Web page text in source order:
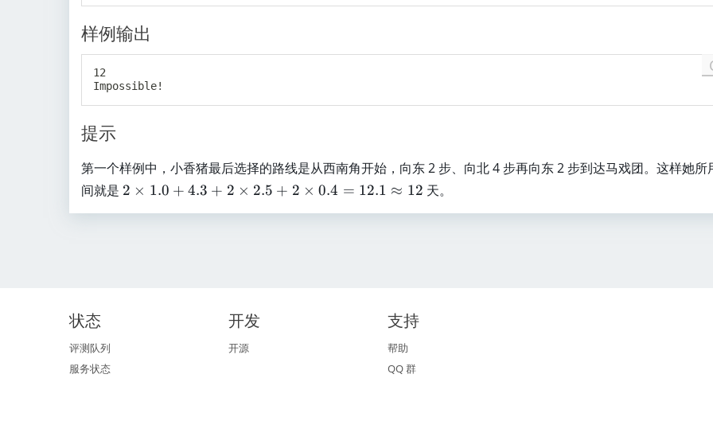
样例输出
12
提示
第一个样例中，小香猪最后选择的路线是从西南角开始，向东 2 步、向北 4 步再向东 2 步到达马戏团。这样她所
间就是 2
2 × 1.0 + 4.3 + 2 × 2.5 + 2 × 0.4 = 12.1 ≈ 12 天。
状态
评测队列
服务状态
开发
开源
支持
帮助
QQ 群